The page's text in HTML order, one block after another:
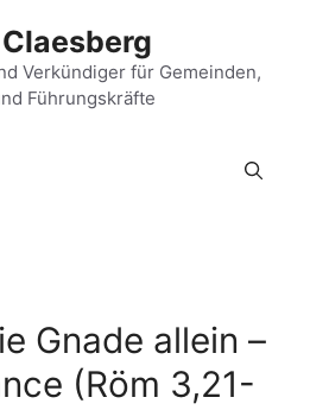
Verkündiger für Gemeinden,
Führungskräfte
Gnade allein –
(Röm 3,21-